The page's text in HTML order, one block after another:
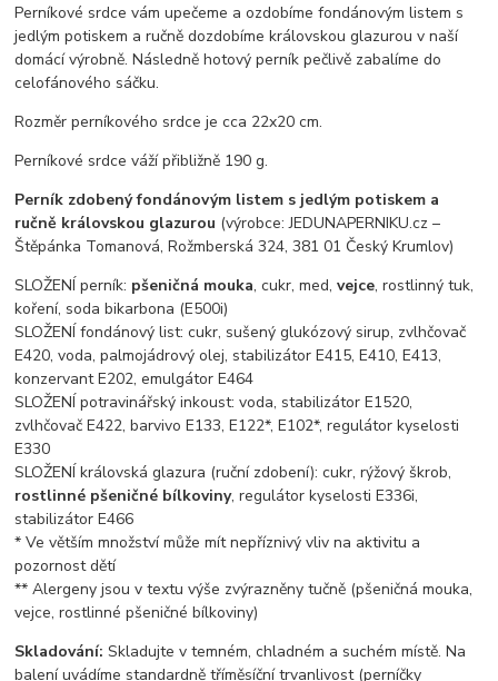
Perníkové srdce vám upečeme a ozdobíme fondánovým listem s
jedlým potiskem a ručně dozdobíme královskou glazurou v naší
domácí výrobně. Následně hotový perník pečlivě zabalíme do
celofánového sáčku.
Rozměr perníkového srdce je cca 22x20 cm.
Perníkové srdce váží přibližně 190 g.
Perník zdobený fondánovým listem s jedlým potiskem a
ručně královskou glazurou (výrobce: JEDUNAPERNIKU.cz –
Štěpánka Tomanová, Rožmberská 324, 381 01 Český Krumlov)
SLOŽENÍ perník: pšeničná mouka, cukr, med,vejce, rostlinný tuk,
koření, soda bikarbona (E500i)
SLOŽENÍ fondánový list: cukr, sušený glukózový sirup, zvlhčovač
E420, voda, palmojádrový olej, stabilizátor E415, E410, E413,
konzervant E202, emulgátor E464
SLOŽENÍ potravinářský inkoust: voda, stabilizátor E1520,
zvlhčovač E422, barvivo E133, E122*, E102*, regulátor kyselosti
E330
SLOŽENÍ královská glazura (ruční zdobení): cukr, rýžový škrob,
rostlinné pšeničné bílkoviny, regulátor kyselosti E336i,
stabilizátor E466
* Ve větším množství může mít nepříznivý vliv na aktivitu a
pozornost dětí
** Alergeny jsou v textu výše zvýrazněny tučně (pšeničná mouka,
vejce, rostlinné pšeničné bílkoviny)
Skladování: Skladujte v temném, chladném a suchém místě. Na
balení uvádíme standardně tříměsíční trvanlivost (perníčky